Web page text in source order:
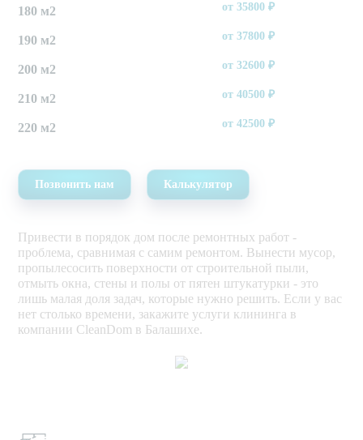
180 м2 от35800 ₽
190 м2 от37800 ₽
200 м2 от32600 ₽
210 м2 от40500 ₽
220 м2 от42500 ₽
Позвонить нам Калькулятор
Привести в порядок дом после ремонтных работ -
проблема, сравнимая с самим ремонтом. Вынести мусор,
пропылесосить поверхности от строительной пыли,
отмыть окна, стены и полы от пятен штукатурки - это
лишь малая доля задач, которые нужно решить. Если у вас
нет столько времени, закажите услуги клининга в
компании CleanDom в Балашихе.